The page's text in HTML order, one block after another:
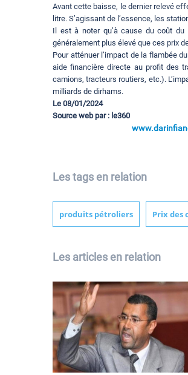
Avant cette baisse, le dernier relevé
litre. S’agissant de l’essence, les
Il est à noter qu’à cause du coût
généralement plus élevé que ces prix
Pour atténuer l’impact de la flambée
aide financière directe au profit des
camions, tracteurs routiers, etc.).
milliards de dirhams.
Le 08/01/2024
Source web par : le360
Les tags en relation
produits pétroliers Prix des
Les articles en relation